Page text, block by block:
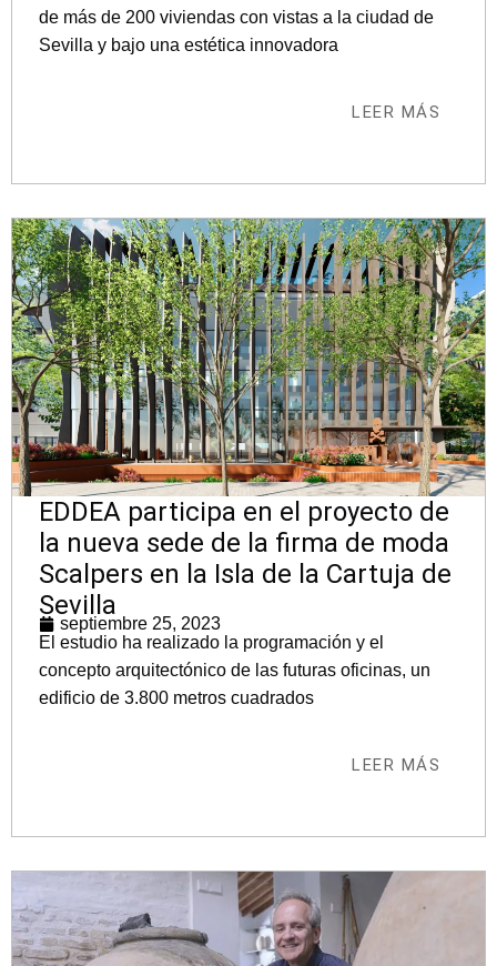
de más de 200 viviendas con vistas a la ciudad de
Sevilla y bajo una estética innovadora
LEER MÁS
EDDEA participa en el proyecto de
la nueva sede de la firma de moda
Scalpers en la Isla de la Cartuja de
Sevilla
septiembre 25, 2023
El estudio ha realizado la programación y el
concepto arquitectónico de las futuras oficinas, un
edificio de 3.800 metros cuadrados
LEER MÁS